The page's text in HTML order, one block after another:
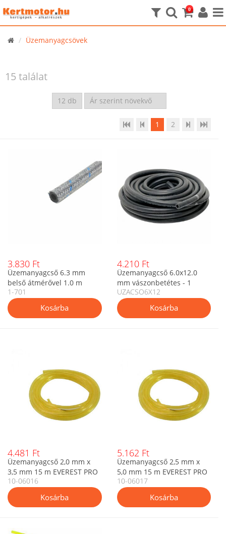
0
Üzemanyagcsövek
15 találat
1 2
3.830 Ft
Üzemanyagcső 6.3 mm
belső átmérővel 1.0 m
hosszban
1-701
4.210 Ft
Üzemanyagcső 6.0x12.0
mm vászonbetétes - 1
méter
UZACSO6X12
4.481 Ft
Üzemanyagcső 2,0 mm x
3,5 mm 15 m EVEREST PRO
10-06016
5.162 Ft
Üzemanyagcső 2,5 mm x
5,0 mm 15 m EVEREST PRO
10-06017